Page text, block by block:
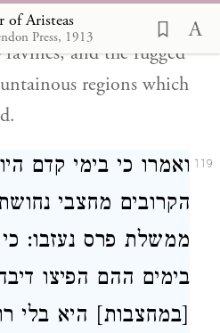
of Aristeas
Press, 1913
overhanging
and the rugged
regions which
119 ואמרו כי בימי קדם
הקרובים מחצבי
ממשלת פרס נעזבו:
בימים ההם הפיצו
[במחצבות] היא בלי